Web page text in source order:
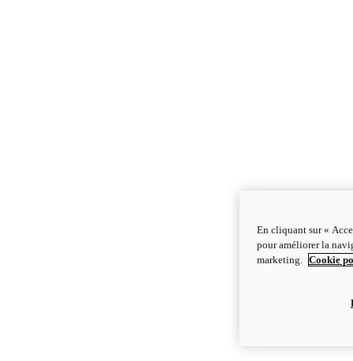
En cliquant sur «
pour améliorer la
marketing.
Cookie